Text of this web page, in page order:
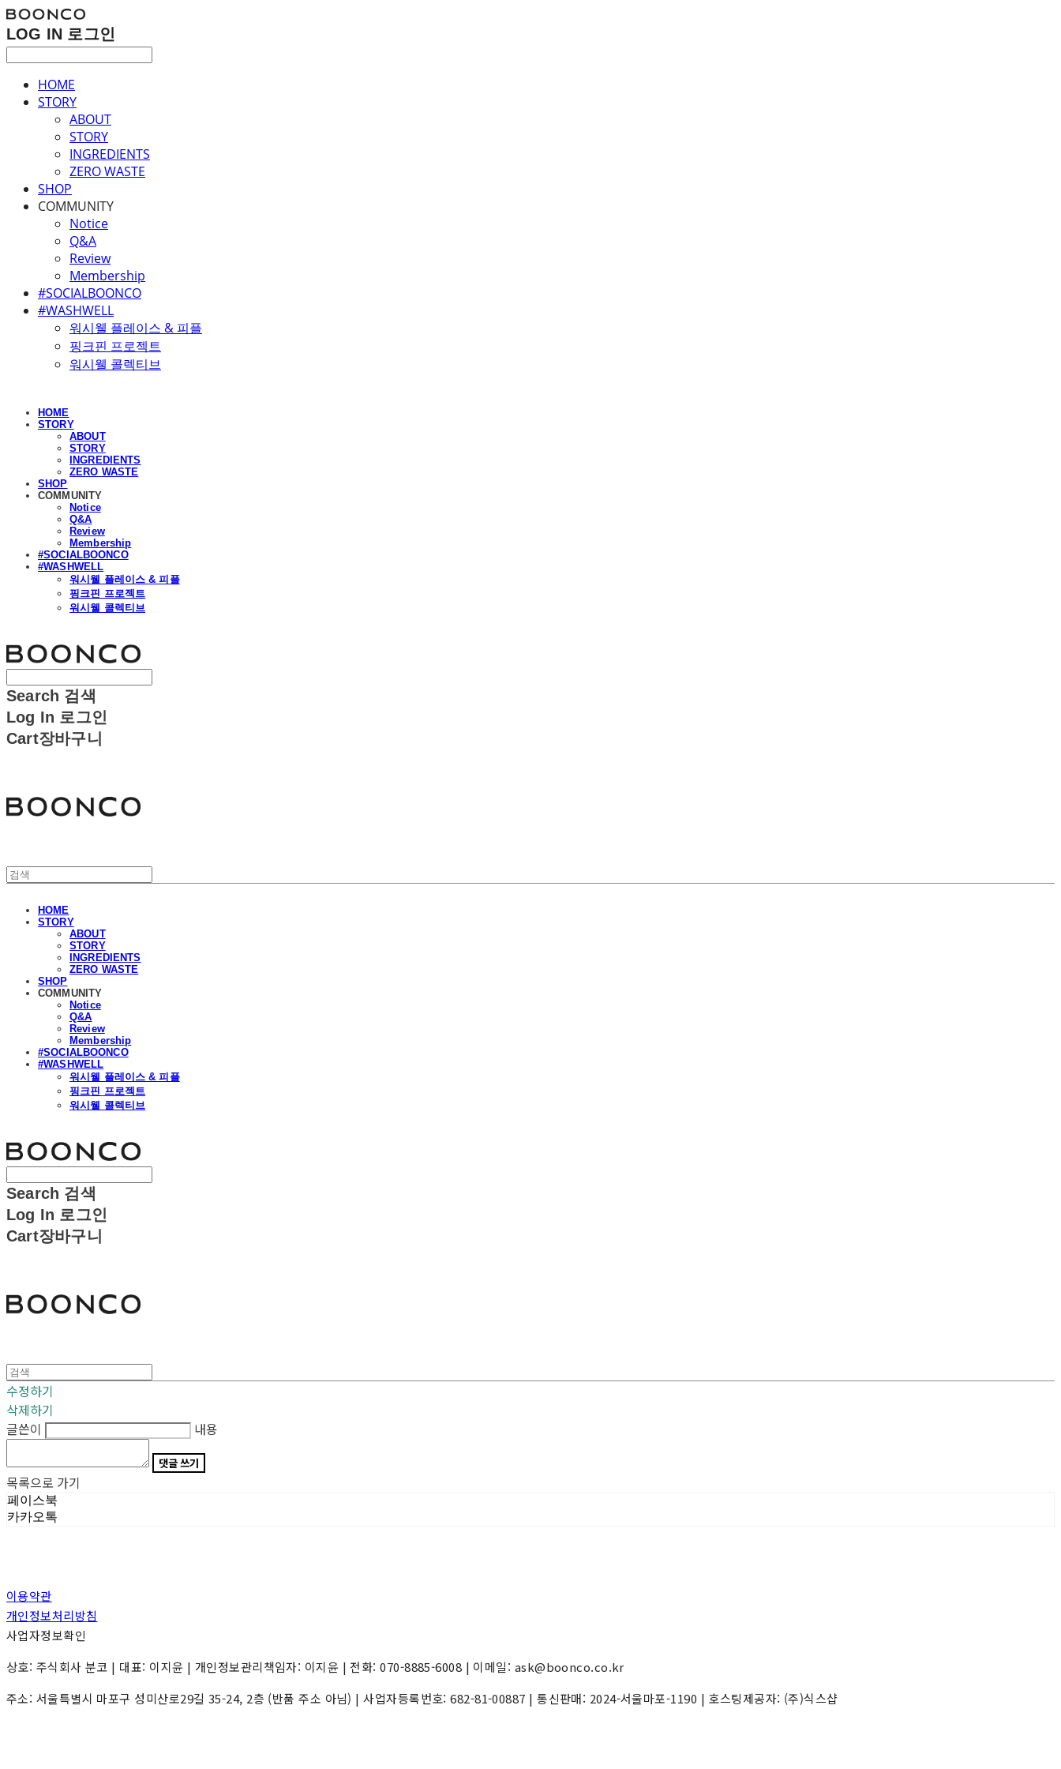
LOG IN 로그인
HOME
STORY
ABOUT
STORY
INGREDIENTS
ZERO WASTE
SHOP
COMMUNITY
Notice
Q&A
Review
Membership
#SOCIALBOONCO
#WASHWELL
워시웰 플레이스 & 피플
핑크핀 프로젝트
워시웰 콜렉티브
HOME
STORY
ABOUT
STORY
INGREDIENTS
ZERO WASTE
SHOP
COMMUNITY
Notice
Q&A
Review
Membership
#SOCIALBOONCO
#WASHWELL
워시웰 플레이스 & 피플
핑크핀 프로젝트
워시웰 콜렉티브
Search 검색
Log In 로그인
Cart장바구니
HOME
STORY
ABOUT
STORY
INGREDIENTS
ZERO WASTE
SHOP
COMMUNITY
Notice
Q&A
Review
Membership
#SOCIALBOONCO
#WASHWELL
워시웰 플레이스 & 피플
핑크핀 프로젝트
워시웰 콜렉티브
Search 검색
Log In 로그인
Cart장바구니
수정하기
삭제하기
글쓴이
내용
댓글 쓰기
목록으로 가기
페이스북
카카오톡
이용약관
개인정보처리방침
사업자정보확인
상호: 주식회사 분코 | 대표: 이지윤 | 개인정보관리책임자: 이지윤 | 전화: 070-8885-6008 | 이메일: ask@boonco.co.kr
주소: 서울특별시 마포구 성미산로29길 35-24, 2층 (반품 주소 아님) | 사업자등록번호:682-81-00887 | 통신판매: 2024-서울마포-1190 | 호스팅제공자: (주)식스샵